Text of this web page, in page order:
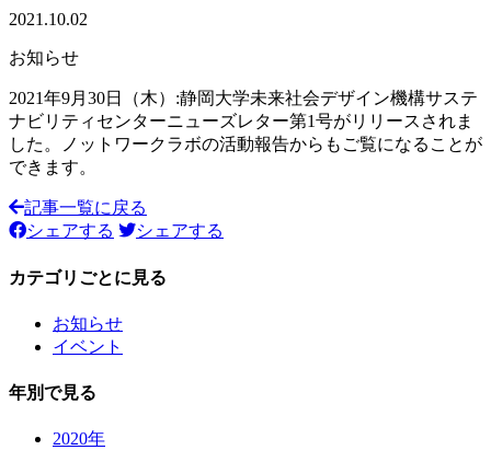
2021.10.02
お知らせ
2021年9月30日（木）:静岡大学未来社会デザイン機構サステ
ナビリティセンターニューズレター第1号がリリースされま
した。ノットワークラボの活動報告からもご覧になることが
できます。
記事一覧に戻る
シェアする
シェアする
カテゴリごとに見る
お知らせ
イベント
年別で見る
2020年